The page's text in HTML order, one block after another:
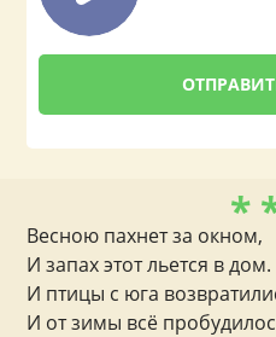
*
Весною пахнет за окном,
И запах этот льется в дом.
И птицы с юга
И от зимы всё